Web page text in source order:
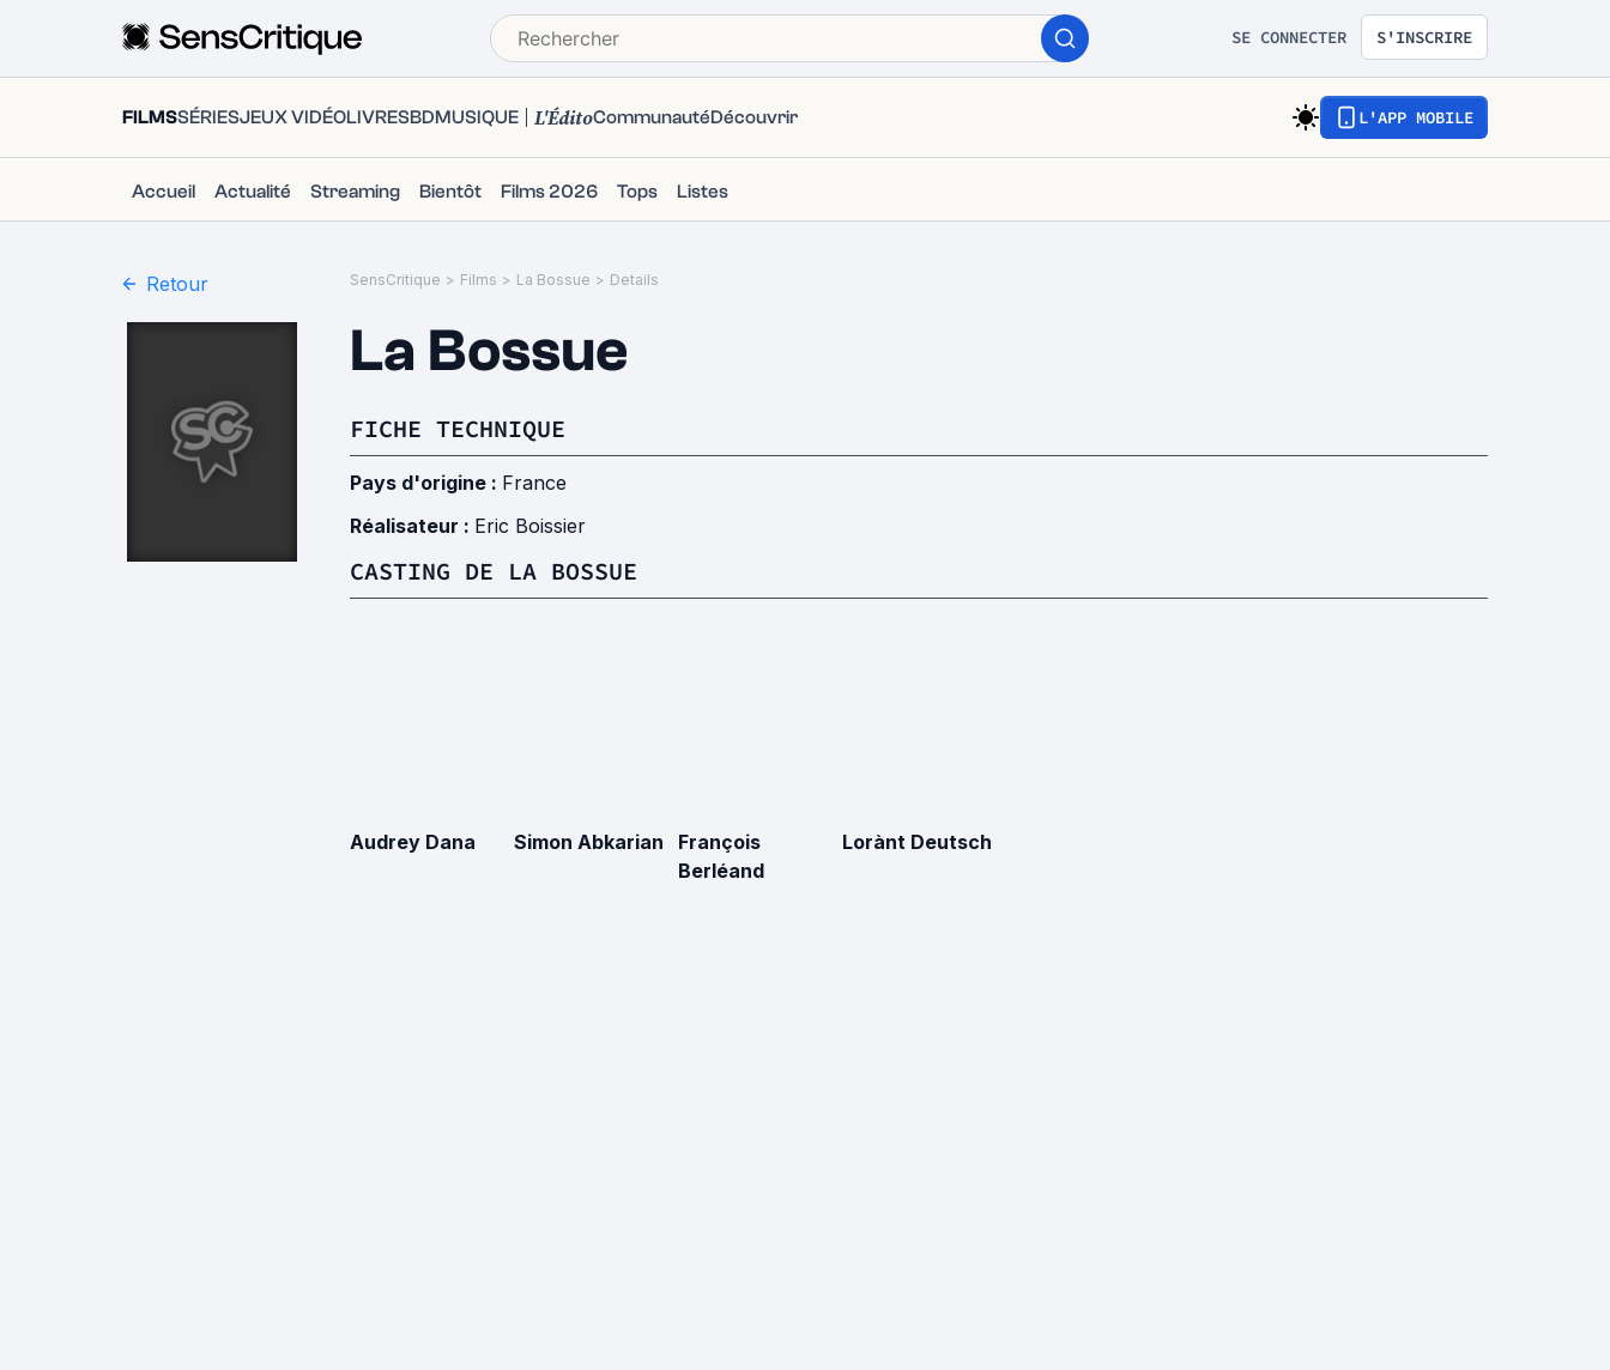
SE CONNECTER S'INSCRIRE
FILMSSÉRIESJEUX VIDÉOLIVRESBDMUSIQUE L'ÉditoCommunautéDécouvrir L'APP MOBILE
Accueil Actualité Streaming Bientôt Films 2026 Tops Listes
Retour SensCritique > Films > La Bossue > Details
La Bossue
FICHE TECHNIQUE
Pays d'origine : France
Réalisateur : Eric Boissier
CASTING DE LA BOSSUE
Audrey Dana Simon Abkarian
François
Berléand
Lorànt Deutsch